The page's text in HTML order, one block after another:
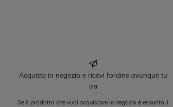
Acquista in negozio e ricevi l’ordine ovunque tu
sia
Se il prodotto che vuoi acquistare in negozio è esaurito, i